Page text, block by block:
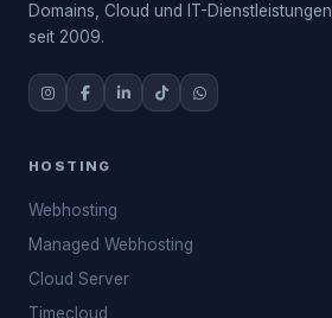
Domains, Cloud und IT-Dienstleistungen
seit 2009.
HOSTING
Webhosting
Managed Webhosting
Cloud Server
Timecloud